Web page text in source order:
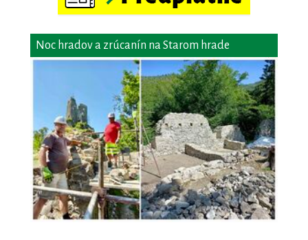
Noc hradov a zrúcanín na Starom hrade